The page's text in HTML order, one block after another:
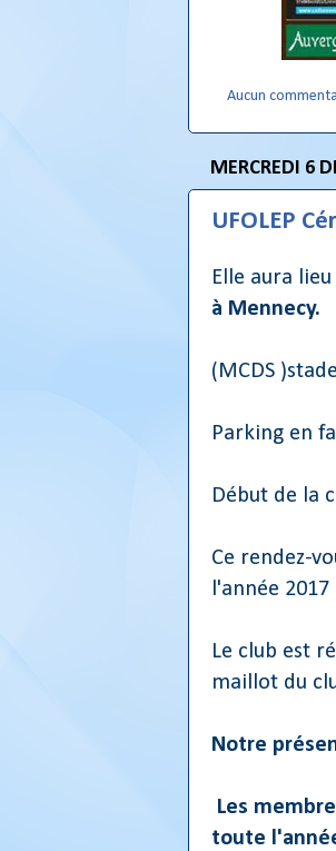
Aucun
MERCREDI 6
UFOLEP
Elle aura
à Mennecy.
(MCDS
Parking en
Début de la
Ce rendez-
l'année 2017
Le club est
maillot du
Notre
Les
toute